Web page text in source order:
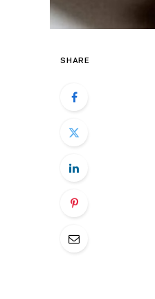
SHARE